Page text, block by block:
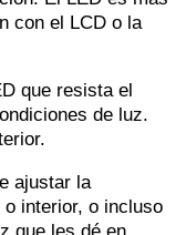
con el LCD o la
que resista el
de luz.
ajustar la
interior, o incluso